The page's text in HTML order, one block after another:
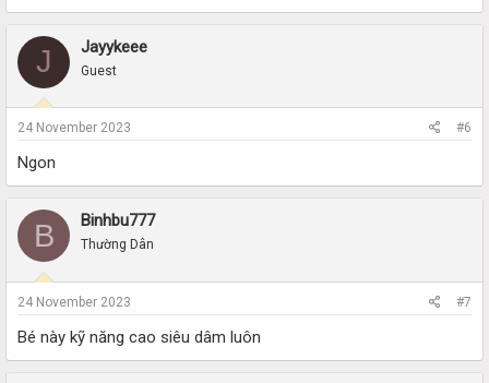
J Jayykeee
Guest
24 November 2023 #6
Ngon
B Binhbu777
Thường Dân
24 November 2023 #7
Bé này kỹ năng cao siêu dâm luôn